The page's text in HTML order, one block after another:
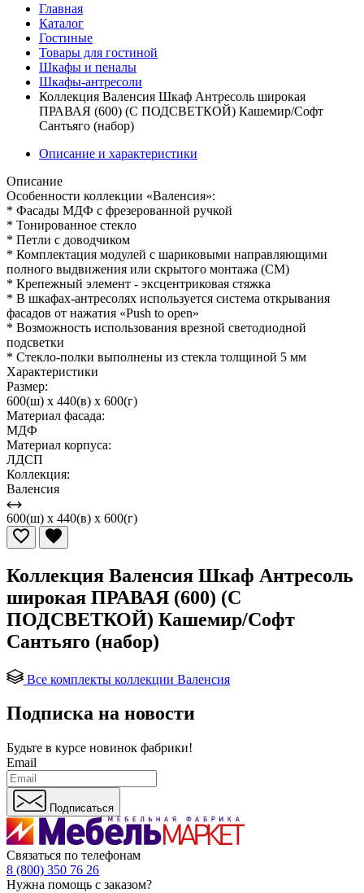
Главная
Каталог
Гостиные
Товары для гостиной
Шкафы и пеналы
Шкафы-антресоли
Коллекция Валенсия Шкаф Антресоль широкая
ПРАВАЯ (600) (С ПОДСВЕТКОЙ) Кашемир/Софт
Сантьяго (набор)
Описание и характеристики
Описание
Особенности коллекции «Валенсия»:
* Фасады МДФ с фрезерованной ручкой
* Тонированное стекло
* Петли с доводчиком
* Комплектация модулей с шариковыми направляющими
полного выдвижения или скрытого монтажа (СМ)
* Крепежный элемент - эксцентриковая стяжка
* В шкафах-антресолях используется система открывания
фасадов от нажатия «Push to open»
* Возможность использования врезной светодиодной
подсветки
* Стекло-полки выполнены из стекла толщиной 5 мм
Характеристики
Размер:
600(ш) x 440(в) x 600(г)
Материал фасада:
МДФ
Материал корпуса:
ЛДСП
Коллекция:
Валенсия
600(ш) x 440(в) x 600(г)
Коллекция Валенсия Шкаф Антресоль
широкая ПРАВАЯ (600) (С
ПОДСВЕТКОЙ) Кашемир/Софт
Сантьяго (набор)
Все комплекты коллекции Валенсия
Подписка на новости
Будьте в курсе новинок фабрики!
Email
Подписаться
Связаться по телефонам
8 (800) 350 76 26
Нужна помощь с заказом?